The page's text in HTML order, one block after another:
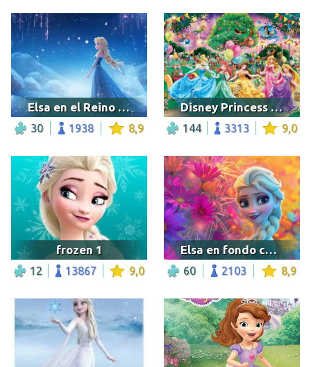
Elsa en el Reino del Hielo
30 1938 8,9
Disney Princess Party
144 3313 9,0
frozen 1
12 13867 9,0
Elsa en fondo colorido
60 2103 8,9